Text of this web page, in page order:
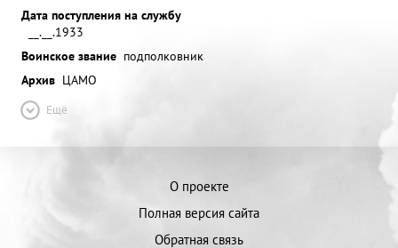
Дата поступления на службу
__.__.1933
Воинское звание подполковник
Архив ЦАМО
Ещё
О проекте
Полная версия сайта
Обратная связь